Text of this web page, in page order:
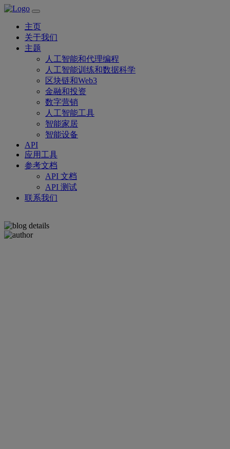
主页
关于我们
主题
人工智能和代理编程
人工智能训练和数据科学
区块链和Web3
金融和投资
数字营销
人工智能工具
智能家居
智能设备
API
应用工具
参考文档
API 文档
API 测试
联系我们